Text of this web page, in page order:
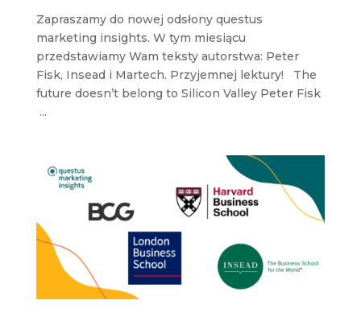
Zapraszamy do nowej odsłony questus
marketing insights. W tym miesiącu
przedstawiamy Wam teksty autorstwa: Peter
Fisk, Insead i Martech. Przyjemnej lektury! The
future doesn’t belong to Silicon Valley Peter Fisk
...